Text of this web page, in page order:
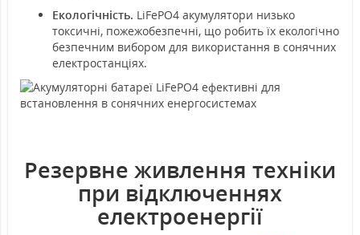
Екологічність. LiFePO4 акумулятори низько
токсичні, пожежобезпечні, що робить їх екологічно
безпечним вибором для використання в сонячних
електростанціях.
Резервне живлення техніки
при відключеннях
електроенергії